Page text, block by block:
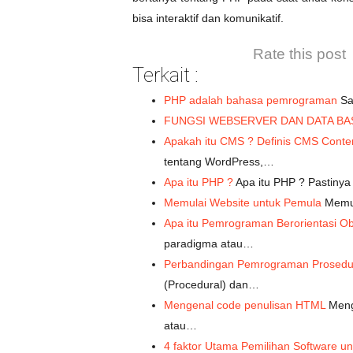
bisa interaktif dan komunikatif.
Rate this post
Terkait :
PHP adalah bahasa pemrograman
FUNGSI WEBSERVER DAN DATA
Apakah itu CMS ? Definis CMS
tentang WordPress,…
Apa itu PHP ?Apa itu PHP ?
Memulai Website untuk Pemula
Apa itu Pemrograman Berorientasi
paradigma atau…
Perbandingan Pemrograman
(Procedural) dan…
Mengenal code penulisan HTML
atau…
4 faktor Utama Pemilihan Software